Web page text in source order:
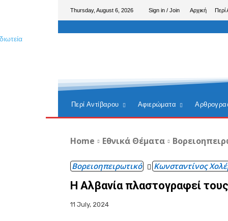
Thursday, August 6, 2026 Sign in / Join Αρχική Περί
Περί Αντίβαρου Αφιερώματα
Home Εθνικά Θέματα
Βορειοηπειρωτικό Κωνσταντίνος
Η Αλβανία πλαστογραφεί
11 July, 2024